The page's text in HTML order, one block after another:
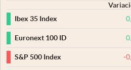
Ibex 35 Index
Euronext 100 ID
S&P 500 Index -